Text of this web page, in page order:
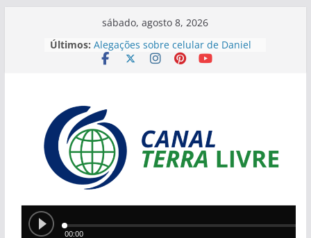
sábado, agosto 8, 2026
Últimos: Alegações sobre celular de Daniel
Vorcaro levantam especulações
manutenção
Operação da PM encontra
plantação de maconha e apreende
armas na zona rural de São
Raimundo Nonato
JEPIs 2026 movimentam Teresina
Lula e Alcolumbre retomam diálogo